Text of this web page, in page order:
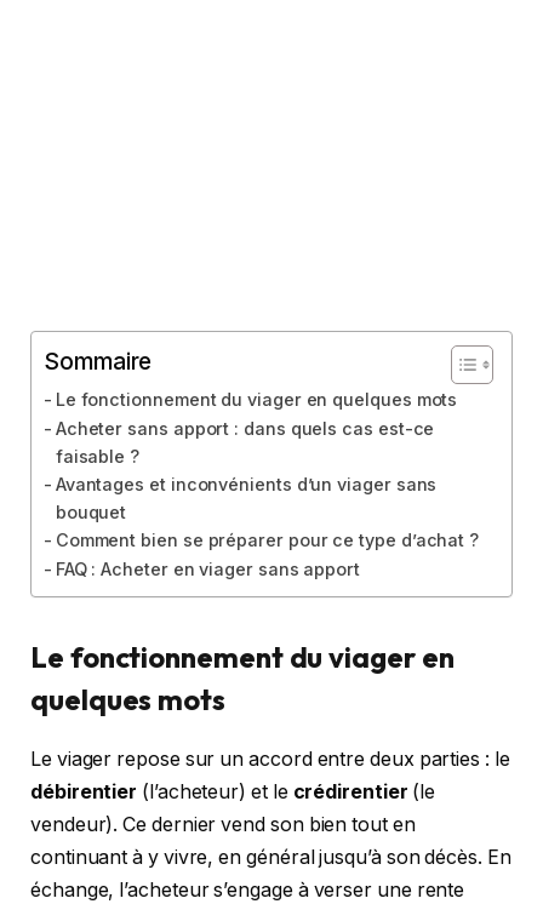
Sommaire
Le fonctionnement du viager en quelques mots
Acheter sans apport : dans quels cas est-ce
faisable ?
Avantages et inconvénients d’un viager sans
bouquet
Comment bien se préparer pour ce type d’achat ?
FAQ : Acheter en viager sans apport
Le fonctionnement du viager en
quelques mots
Le viager repose sur un accord entre deux parties : le
débirentier (l’acheteur) et le crédirentier (le
vendeur). Ce dernier vend son bien tout en
continuant à y vivre, en général jusqu’à son décès. En
échange, l’acheteur s’engage à verser une rente